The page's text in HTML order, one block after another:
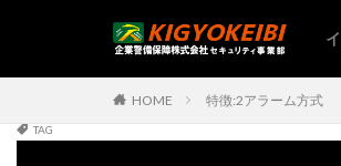
HOME 特徴:2アラーム方式
TAG